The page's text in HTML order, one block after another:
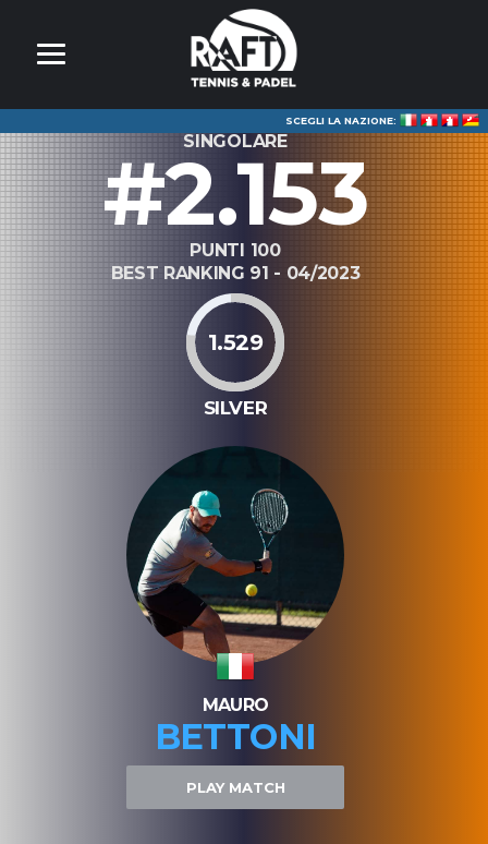
SCEGLI LA NAZIONE:
SINGOLARE
#2.153
PUNTI 100
BEST RANKING 91 - 04/2023
1.529
SILVER
MAURO
BETTONI
PLAY MATCH